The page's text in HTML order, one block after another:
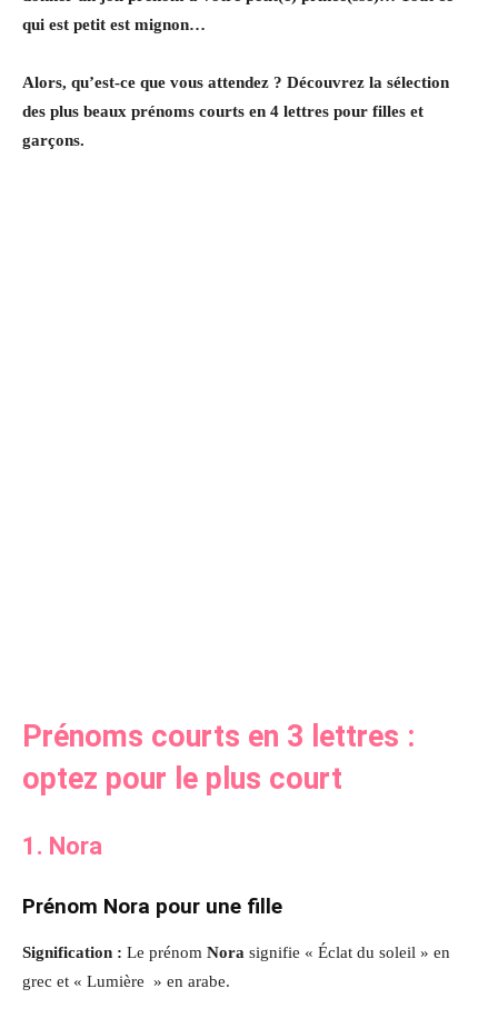
qui est petit est mignon…
Alors, qu’est-ce que vous attendez ? Découvrez la sélection
des plus beaux prénoms courts en 4 lettres pour filles et
garçons.
Prénoms courts en 3 lettres :
optez pour le plus court
1. Nora
Prénom Nora pour une fille
Signification : Le prénom Nora signifie « Éclat du soleil » en
grec et « Lumière » en arabe.